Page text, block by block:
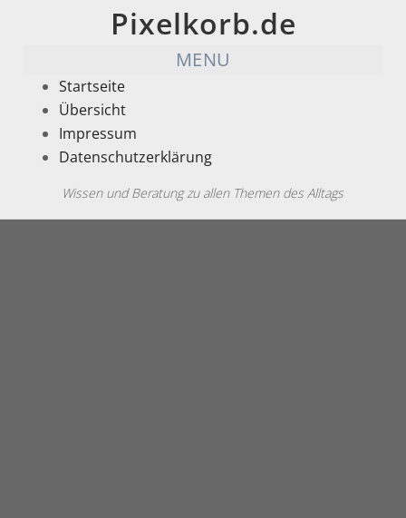
Pixelkorb.de
MENU
Startseite
Übersicht
Impressum
Datenschutzerklärung
Wissen und Beratung zu allen Themen des Alltags